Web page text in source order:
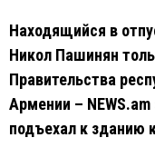
Находящийся в
Никол Пашинян
Правительства
Армении –
подъехал к зданию